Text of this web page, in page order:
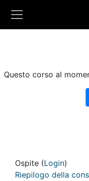
Pannello
Questo corso al
Ospite (Login)
Riepilogo della